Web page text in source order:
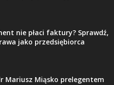
nie płaci faktury? Sprawdź,
jako przedsiębiorca
Mariusz Miąsko prelegentem